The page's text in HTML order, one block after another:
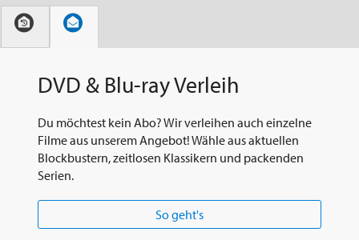
DVD & Blu-ray Verleih
Du möchtest kein Abo? Wir verleihen auch einzelne
Filme aus unserem Angebot! Wähle aus aktuellen
Blockbustern, zeitlosen Klassikern und packenden
Serien.
So geht's